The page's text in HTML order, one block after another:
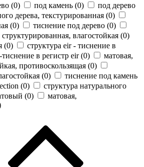
(0) под камень (0)
под дерево
дерева, текстурированная (0)
(0) тиснение под дерево (0)
структурированная, влагостойкая (0)
(0)
cтруктура eir - тиснение в
в регистр eir (0)
матовая,
противоскользящая (0)
(0)
тиснение под камень
(0)
структура натурального
(0)
матовая,